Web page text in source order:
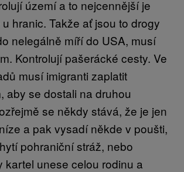
území a to nejcennější je
hranic. Takže ať jsou to drogy
nelegálně míří do USA, musí
Kontrolují pašerácké cesty. Ve
musí imigranti zaplatit
aby se dostali na druhou
se někdy stává, že je jen
a pak vysadí někde v poušti,
pohraniční stráž, nebo
kartel unese celou rodinu a